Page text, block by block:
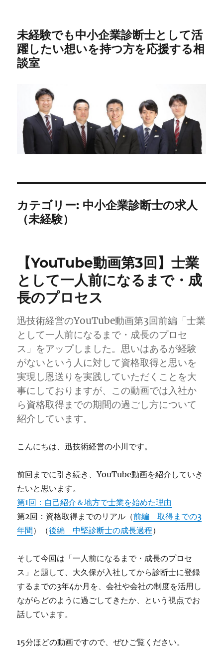
未経験でも中小企業診断士として活
躍したい想いを持つ方を応援する相
談室
カテゴリー: 中小企業診断士の求人
（未経験）
【YouTube動画第3回】士業
として一人前になるまで・成
長のプロセス
迅技術経営のYouTube動画第3回前編「士業
として一人前になるまで・成長のプロセ
ス」をアップしました。思いはあるが経験
がないという人に対して資格取得と思いを
実現し恩送りを実践していただくことを大
事にしておりますが、この動画では入社か
ら資格取得までの期間の過ごし方について
紹介しています。
こんにちは、迅技術経営の小川です。
前回までに引き続き、YouTube動画を紹介していき
たいと思います。
第1回：自己紹介＆地方で士業を始めた理由
第2回：資格取得までのリアル（前編 取得までの3
年間）（後編 中堅診断士の成長過程）
そして今回は「一人前になるまで・成長のプロセ
ス」と題して、大久保が入社してから診断士に登録
するまでの3年4か月を、会社や会社の制度を活用し
ながらどのように過ごしてきたか、という視点でお
話しています。
15分ほどの動画ですので、ぜひご覧ください。